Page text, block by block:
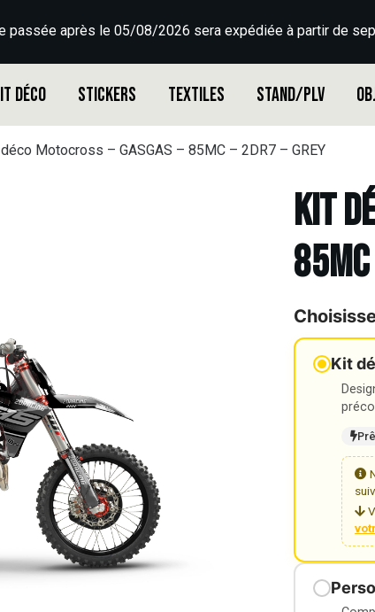
passée après le 05/08/2026 sera expédiée à partir de
déco Stickers Textiles Stand/PLV
Motocross – GASGAS – 85MC – 2DR7 – GREY
Kit
Kit